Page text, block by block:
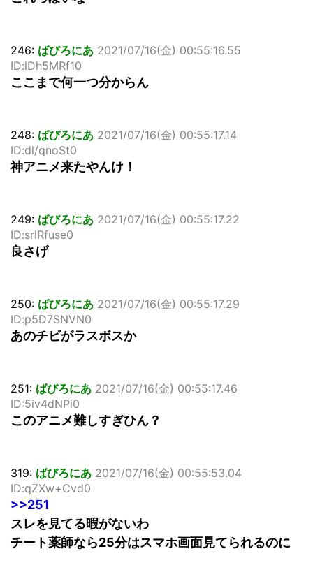
246: ばびろにあ 2021/07/16(金) 00:55:16.55
ID:lDh5MRf10
ここまで何一つ分からん
248: ばびろにあ 2021/07/16(金) 00:55:17.14
ID:dl/qnoSt0
神アニメ来たやんけ！
249: ばびろにあ 2021/07/16(金) 00:55:17.22
ID:srlRfuse0
良さげ
250: ばびろにあ 2021/07/16(金) 00:55:17.29
ID:p5D7SNVN0
あのチビがラスボスか
251: ばびろにあ 2021/07/16(金) 00:55:17.46
ID:5iv4dNPi0
このアニメ難しすぎひん？
319: ばびろにあ 2021/07/16(金) 00:55:53.04
ID:qZXw+Cvd0
>>251
スレを見てる暇がないわ
チート薬師なら25分はスマホ画面見てられるのに